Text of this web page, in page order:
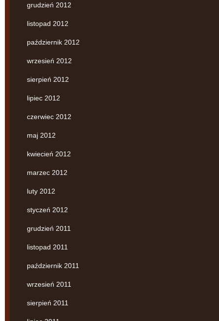
grudzień 2012
listopad 2012
październik 2012
wrzesień 2012
sierpień 2012
lipiec 2012
czerwiec 2012
maj 2012
kwiecień 2012
marzec 2012
luty 2012
styczeń 2012
grudzień 2011
listopad 2011
październik 2011
wrzesień 2011
sierpień 2011